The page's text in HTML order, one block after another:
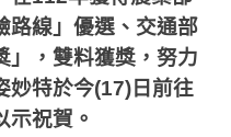
路線」優選、交通部
」，雙料獲獎，努力
妙特於今(17) 日前往
示祝賀。